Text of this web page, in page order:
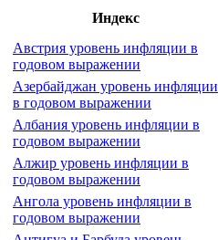
Индекс
Австрия уровень инфляции в
годовом выражении
Азербайджан уровень инфляции
в годовом выражении
Албания уровень инфляции в
годовом выражении
Алжир уровень инфляции в
годовом выражении
Ангола уровень инфляции в
годовом выражении